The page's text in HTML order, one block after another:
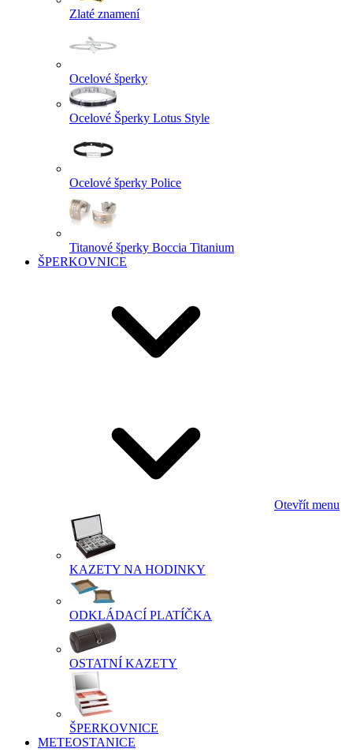
Zlaté znamení
Ocelové šperky
Ocelové Šperky Lotus Style
Ocelové šperky Police
Titanové šperky Boccia Titanium
ŠPERKOVNICE
Otevřít menu
KAZETY NA HODINKY
ODKLÁDACÍ PLATÍČKA
OSTATNÍ KAZETY
ŠPERKOVNICE
METEOSTANICE